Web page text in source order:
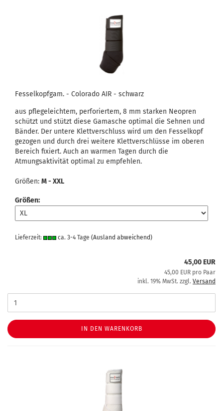
Fesselkopfgam. - Colorado AIR - schwarz
aus pflegeleichtem, perforiertem, 8 mm starken Neopren
schützt und stützt diese Gamasche optimal die Sehnen und
Bänder. Der untere Klettverschluss wird um den Fesselkopf
gezogen und durch drei weitere Klettverschlüsse im oberen
Bereich fixiert. Auch an warmen Tagen durch die
Atmungsaktivität optimal zu empfehlen.
Größen: M - XXL
Größen:
Lieferzeit: ca. 3-4 Tage (Ausland abweichend)
45,00 EUR
45,00 EUR pro Paar
inkl. 19% MwSt. zzgl. Versand
IN DEN WARENKORB